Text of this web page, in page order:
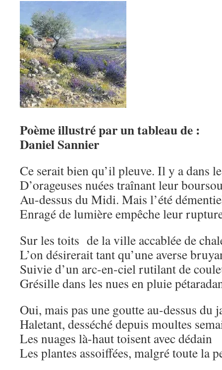
Poème illustré par un tableau de :
Daniel Sannier
Ce serait bien qu’il pleuve. Il y a dans
D’orageuses nuées traînant leur
Au-dessus du Midi. Mais l’été
Enragé de lumière empêche leur
Sur les toits de la ville accablée de
L’on désirerait tant qu’une averse
Suivie d’un arc-en-ciel rutilant de
Grésille dans les nues en pluie
Oui, mais pas une goutte au-dessus du
Haletant, desséché depuis moultes
Les nuages là-haut toisent avec dédain
Les plantes assoiffées, malgré toute la